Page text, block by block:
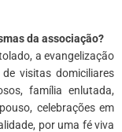
da associação?
a evangelização
visitas domiciliares
família enlutada,
celebrações em
por uma fé viva